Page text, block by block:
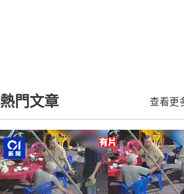
熱門文章 查看更